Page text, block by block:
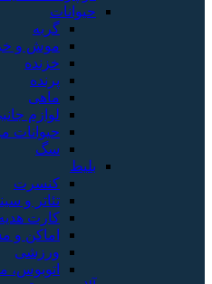
حیوانات
گربه
موش و
خزنده
پرنده
ماهی
لوازم
حیوانات
سگ
بلیط
کنسرت
تئاتر و
کارت
اماکن و
ورزشی
اتوبوس،